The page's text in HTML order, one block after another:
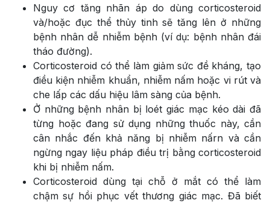
Nguy cơ tăng nhãn áp do dùng corticosteroid
và/hoặc đục thể thủy tinh sẽ tăng lên ở những
bệnh nhân dễ nhiễm bệnh (ví dụ: bệnh nhân đái
tháo đường).
Corticosteroid có thể làm giảm sức đề kháng, tạo
điều kiện nhiễm khuẩn, nhiễm nấm hoặc vi rút và
che lấp các dấu hiệu lâm sàng của bệnh.
Ở những bệnh nhân bị loét giác mạc kéo dài đã
từng hoặc đang sử dụng những thuốc này, cần
cân nhắc đến khả năng bị nhiễm nấrn và cần
ngừng ngay liệu pháp điều trị bằng corticosteroid
khi bị nhiễm nấm.
Corticosteroid dùng tại chỗ ở mắt có thể làm
chậm sự hồi phục vết thương giác mạc. Đã biết